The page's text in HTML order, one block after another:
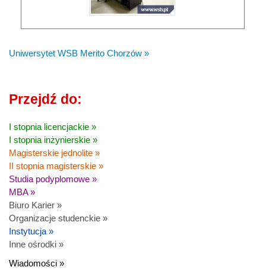
Uniwersytet WSB Merito Chorzów »
Przejdź do:
I stopnia licencjackie »
I stopnia inżynierskie »
Magisterskie jednolite »
II stopnia magisterskie »
Studia podyplomowe »
MBA »
Biuro Karier »
Organizacje studenckie »
Instytucja »
Inne ośrodki »
Wiadomości »